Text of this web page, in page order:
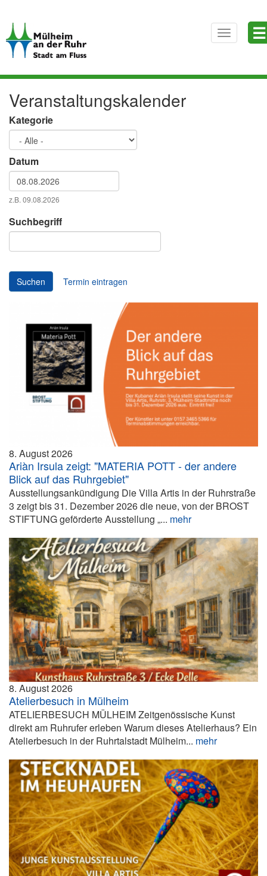
zum
Inhalt
Toggle
navigation
☰
Veranstaltungskalender
Kategorie
Datum
Datum
z.B. 09.08.2026
Datum
Suchbegriff
Suchen Termin eintragen
8. August 2026
Ariàn Irsula zeigt: "MATERIA POTT - der andere
Blick auf das Ruhrgebiet"
Ausstellungsankündigung Die Villa Artis in der Ruhrstraße
3 zeigt bis 31. Dezember 2026 die neue, von der BROST
STIFTUNG geförderte Ausstellung „... mehr
8. August 2026
Atelierbesuch in Mülheim
ATELIERBESUCH MÜLHEIM Zeitgenössische Kunst
direkt am Ruhrufer erleben Warum dieses Atelierhaus? Ein
Atelierbesuch in der Ruhrtalstadt Mülheim... mehr